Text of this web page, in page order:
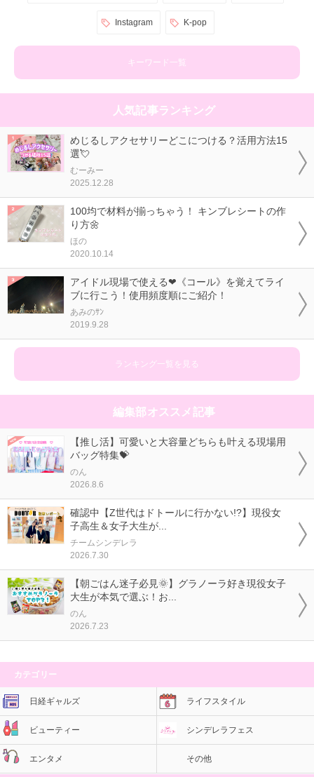
Instagram K-pop
キーワード一覧
人気記事ランキング
めじるしアクセサリーどこにつける？活用方法15
選💘
むーみー
2025.12.28
100均で材料が揃っちゃう！ キンブレシートの作
り方🌼
ほの
2020.10.14
アイドル現場で使える❤《コール》を覚えてライ
ブに行こう！使用頻度順にご紹介！
あみのｻﾝ
2019.9.28
ランキング一覧を見る
編集部オススメ記事
【推し活】可愛いと大容量どちらも叶える現場用
バッグ特集💝
のん
2026.8.6
確認中【Z世代はドトールに行かない!?】現役女
子高生＆女子大生が...
チームシンデレラ
2026.7.30
【朝ごはん迷子必見🌞】グラノーラ好き現役女子
大生が本気で選ぶ！お...
のん
2026.7.23
カテゴリー
日経ギャルズ ライフスタイル
ビューティー シンデレラフェス
エンタメ その他